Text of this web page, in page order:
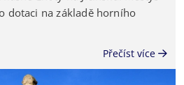
dotaci na základě horního
Přečíst více